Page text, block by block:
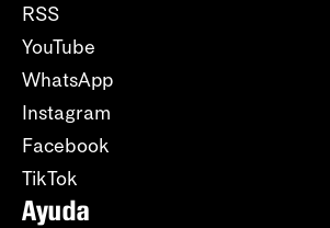
RSS
YouTube
WhatsApp
Instagram
Facebook
TikTok
Ayuda